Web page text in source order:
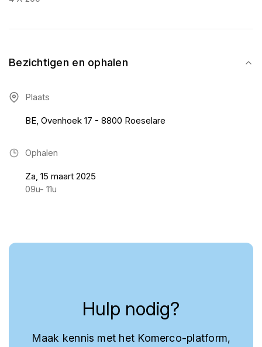
Bezichtigen en ophalen
Plaats
BE, Ovenhoek 17 - 8800 Roeselare
Ophalen
Za, 15 maart 2025
09u- 11u
Hulp nodig?
Maak kennis met het Komerco-platform,